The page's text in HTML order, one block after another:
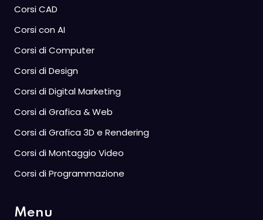
Corsi CAD
Corsi con AI
Corsi di Computer
Corsi di Design
Corsi di Digital Marketing
Corsi di Grafica & Web
Corsi di Grafica 3D e Rendering
Corsi di Montaggio Video
Corsi di Programmazione
Menu